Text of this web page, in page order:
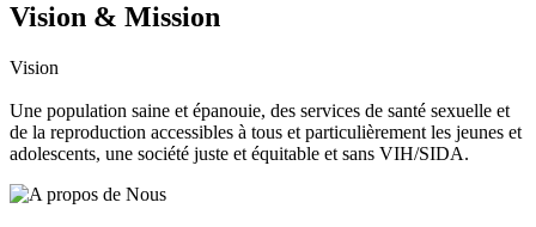
Vision & Mission
Vision
Une population saine et épanouie, des services de santé sexuelle et
de la reproduction accessibles à tous et particulièrement les jeunes et
adolescents, une société juste et équitable et sans VIH/SIDA.